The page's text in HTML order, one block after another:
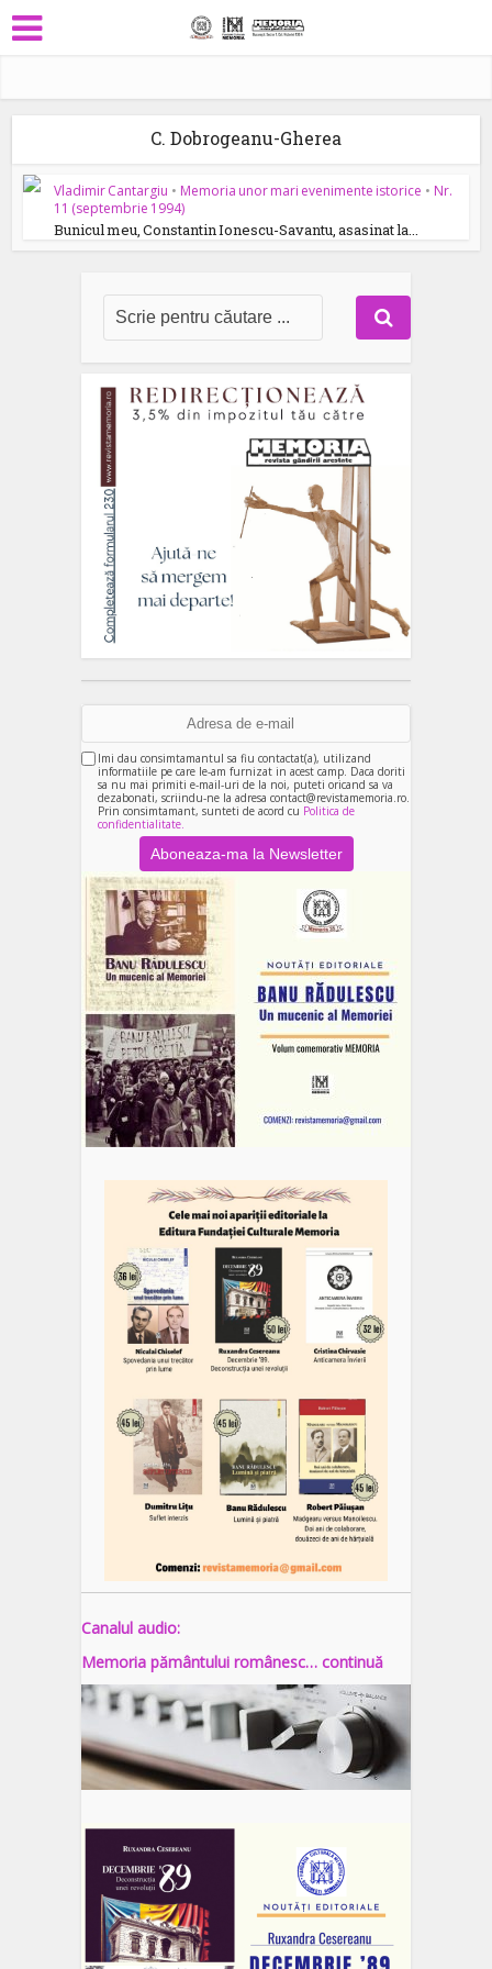
C. Dobrogeanu-Gherea
Vladimir Cantargiu • Memoria unor mari evenimente istorice • Nr.
11 (septembrie 1994)
Bunicul meu, Constantin Ionescu-Savantu, asasinat la...
Imi dau consimtamantul sa fiu contactat(a), utilizand
informatiile pe care le-am furnizat in acest camp. Daca doriti
sa nu mai primiti e-mail-uri de la noi, puteti oricand sa va
dezabonati, scriindu-ne la adresa contact@revistamemoria.ro.
Prin consimtamant, sunteti de acord cu Politica de
confidentialitate.
Canalul audio:
Memoria pământului românesc… continuă